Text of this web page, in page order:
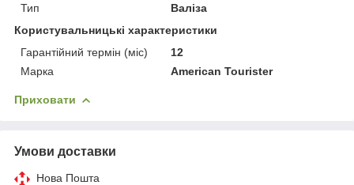
Тип
Валіза
Користувальницькі характеристики
Гарантійний термін (міс)
12
Марка
American Tourister
Приховати
Умови доставки
Нова Пошта